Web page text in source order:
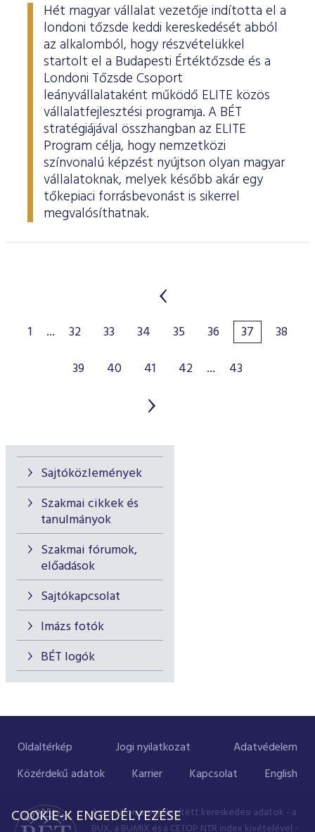
Sajtóközlemények
Szakmai cikkek és
tanulmányok
Szakmai fórumok,
előadások
Sajtókapcsolat
Imázs fotók
BÉT logók
Hét magyar vállalat vezetője indította el a
londoni tőzsde keddi kereskedését abból
az alkalomból, hogy részvételükkel
startolt el a Budapesti Értéktőzsde és a
Londoni Tőzsde Csoport
leányvállalataként működő ELITE közös
vállalatfejlesztési programja. A BÉT
stratégiájával összhangban az ELITE
Program célja, hogy nemzetközi
színvonalú képzést nyújtson olyan magyar
vállalatoknak, melyek később akár egy
tőkepiaci forrásbevonást is sikerrel
megvalósíthatnak.
1 ... 32 33 34 35 36 37
38
39
40 41 42 ... 43
Oldaltérkép Jogi nyilatkozat
Adatvédelem
Közérdekű adatok
Karrier Kapcsolat English
A portálon megjelenített kereskedési adatok - a
COOKIE-K ENGEDÉLYEZÉSE